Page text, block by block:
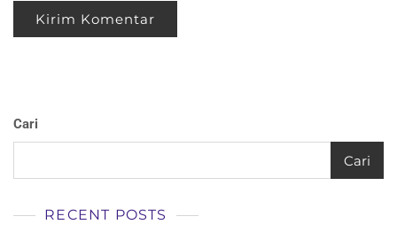
Cari
Cari
RECENT POSTS